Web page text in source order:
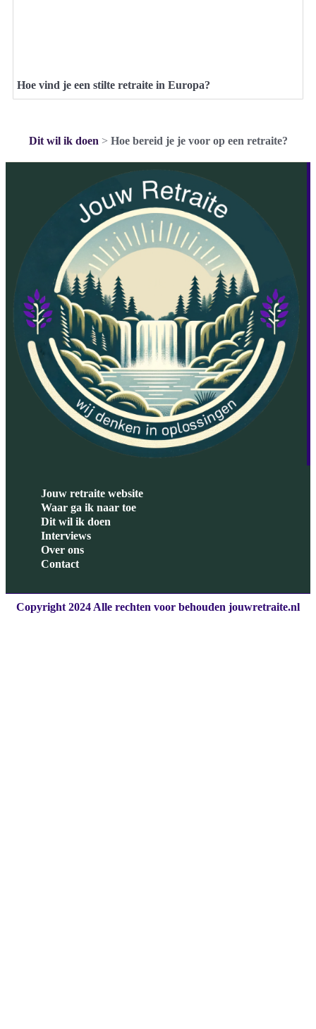
Hoe vind je een stilte retraite in Europa?
Dit wil ik doen > Hoe bereid je je voor op een retraite?
Jouw retraite website
Waar ga ik naar toe
Dit wil ik doen
Interviews
Over ons
Contact
Copyright 2024 Alle rechten voor behouden jouwretraite.nl